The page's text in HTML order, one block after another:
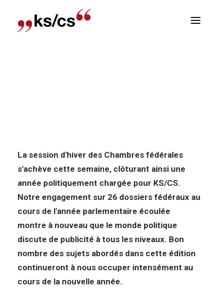
La session d'hiver des Chambres fédérales
s'achève cette semaine, clôturant ainsi une
année politiquement chargée pour KS/CS.
Notre engagement sur 26 dossiers fédéraux au
cours de l'année parlementaire écoulée
montre à nouveau que le monde politique
discute de publicité à tous les niveaux. Bon
nombre des sujets abordés dans cette édition
continueront à nous occuper intensément au
cours de la nouvelle année.